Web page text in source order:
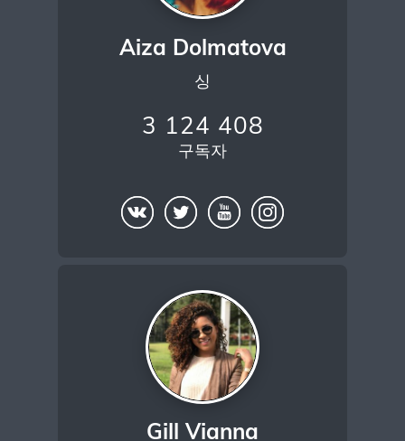
Aiza Dolmatova
싱
3 124 408
구독자
Gill Vianna